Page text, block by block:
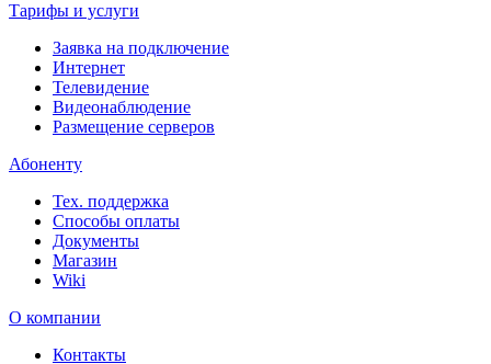
Тарифы и услуги
Заявка на подключение
Интернет
Телевидение
Видеонаблюдение
Размещение серверов
Абоненту
Тех. поддержка
Способы оплаты
Документы
Магазин
Wiki
О компании
Контакты